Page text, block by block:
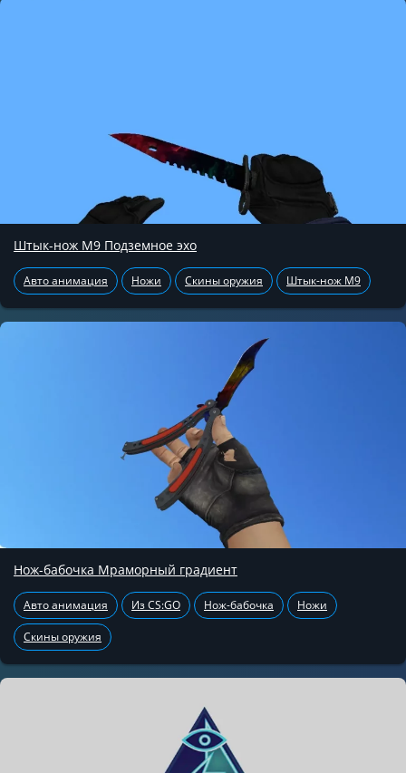
Штык-нож М9 Подземное эхо
Авто анимация Ножи Скины оружия Штык-нож М9
Нож-бабочка Мраморный градиент
Авто анимация Из CS:GO Нож-бабочка Ножи
Скины оружия